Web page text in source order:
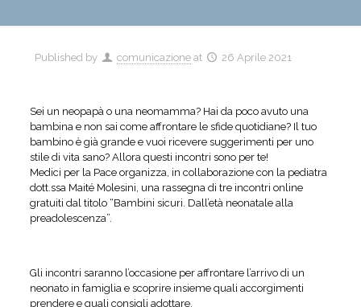
Published by comunicazione at 26 Aprile 2021
Sei un neopapà o una neomamma? Hai da poco avuto una
bambina e non sai come affrontare le sfide quotidiane? Il tuo
bambino è già grande e vuoi ricevere suggerimenti per uno
stile di vita sano? Allora questi incontri sono per te!
Medici per la Pace organizza, in collaborazione con la pediatra
dott.ssa Maité Molesini, una rassegna di tre incontri online
gratuiti dal titolo “Bambini sicuri. Dall’età neonatale alla
preadolescenza”.
Gli incontri saranno l’occasione per affrontare l’arrivo di un
neonato in famiglia e scoprire insieme quali accorgimenti
prendere e quali consigli adottare.